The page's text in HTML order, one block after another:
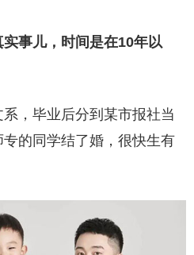
事儿，时间是在10年以
，毕业后分到某市报社当
的同学结了婚，很快生有